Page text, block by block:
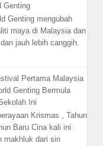
Genting
Genting mengubah
maya di Malaysia dan
jauh lebih canggih.
Pertama Malaysia
Genting Bermula
Ini
Krismas , Tahun
Baru Cina kali ini
makhluk dari siri